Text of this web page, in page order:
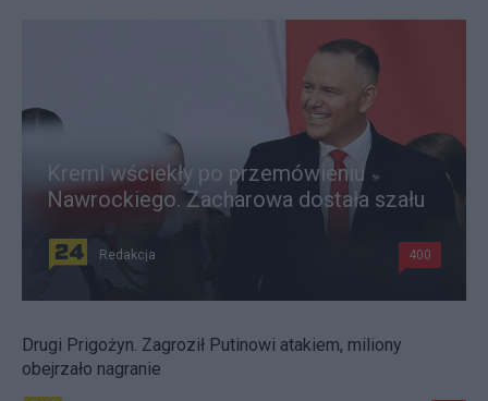
Kreml wściekły po przemówieniu
Nawrockiego. Zacharowa dostała szału
Redakcja 400
Drugi Prigożyn. Zagroził Putinowi atakiem, miliony
obejrzało nagranie